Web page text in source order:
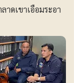
าดเขาเอือมระอา